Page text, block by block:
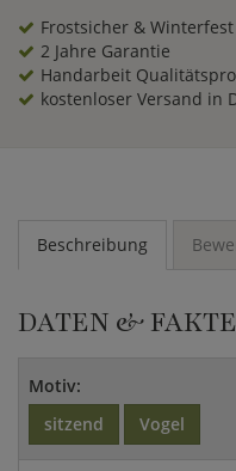
Frostsicher & Winterfest
2 Jahre Garantie
Handarbeit
kostenloser Versand in
Beschreibung
DATEN &
Motiv:
sitzend
Vogel